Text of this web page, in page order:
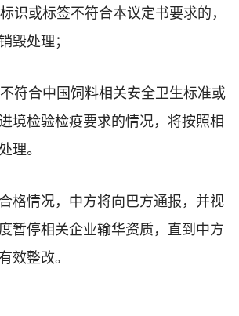
识或标签不符合本议定书要求的，
毁处理；
符合中国饲料相关安全卫生标准或
境检验检疫要求的情况，将按照相
理。
格情况，中方将向巴方通报，并视
暂停相关企业输华资质，直到中方
效整改。